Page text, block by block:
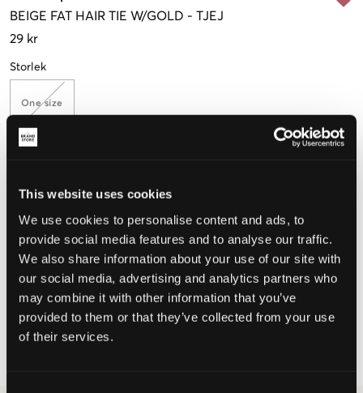
This website uses cookies
We use cookies to personalise content and ads, to
provide social media features and to analyse our traffic.
We also share information about your use of our site with
our social media, advertising and analytics partners who
may combine it with other information that you’ve
provided to them or that they’ve collected from your use
of their services.
BEIGE FAT HAIR TIE W/GOLD - TJEJ
29 kr
Storlek
One size
VÄLJ STORLEK
Fri frakt på beställningar över 699 kr